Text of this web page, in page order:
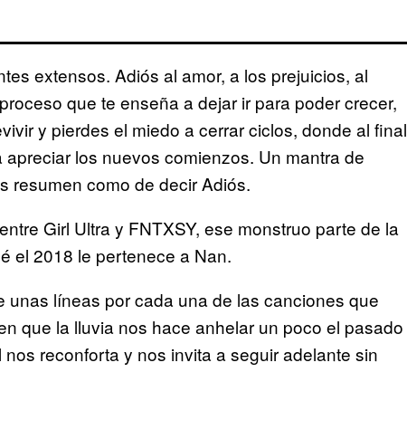
extensos. Adiós al amor, a los prejuicios, al
que te enseña a dejar ir para poder crecer,
y pierdes el miedo a cerrar ciclos, donde al final
los nuevos comienzos. Un mantra de
resumen como de decir Adiós.
Girl Ultra y FNTXSY, ese monstruo parte de la
el 2018 le pertenece a Nan.
unas líneas por cada una de las canciones que
que la lluvia nos hace anhelar un poco el pasado
reconforta y nos invita a seguir adelante sin